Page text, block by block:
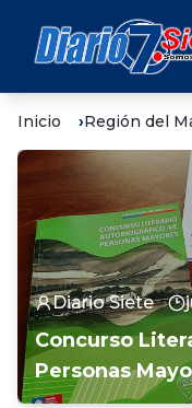
Inicio Región del
Diario Siete
Concurso
Personas